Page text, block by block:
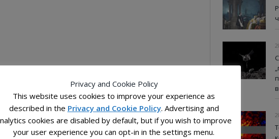
Privacy and Cookie Policy
This website uses cookies to improve your experience as
described in the Privacy and Cookie Policy. Advertising and
cookies are disabled by default, but if you wish to improve
your user experience you can opt-in in the settings menu.